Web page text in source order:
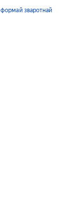
формай зваротнай